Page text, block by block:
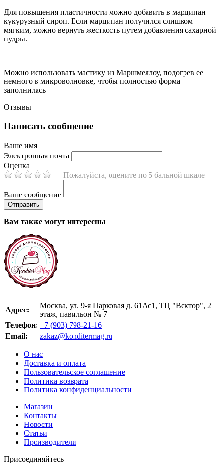
Для повышения пластичности можно добавить в марципан
кукурузный сироп. Если марципан получился слишком
мягким, можно вернуть жесткость путем добавления сахарной
пудры.
Можно использовать мастику из Маршмеллоу, подогрев ее
немного в микроволновке, чтобы полностью форма
заполнилась
Отзывы
Написать сообщение
Ваше имя
Электронная почта
Оценка
Пожалуйста, оцените по 5 бальной шкале
Ваше сообщение
Вам также могут интересны
Адрес:
Москва, ул. 9-я Парковая д. 61Ас1, ТЦ "Вектор", 2
этаж, павильон № 7
Телефон: +7 (903) 798-21-16
Email:
zakaz@konditermag.ru
О нас
Доставка и оплата
Пользовательское соглашение
Политика возврата
Политика конфиденциальности
Магазин
Контакты
Новости
Статьи
Производители
Присоединяйтесь